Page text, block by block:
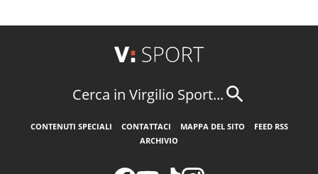
Cerca in Virgilio Sport...
CONTENUTI SPECIALI CONTATTACI MAPPA DEL SITO
FEED RSS
ARCHIVIO